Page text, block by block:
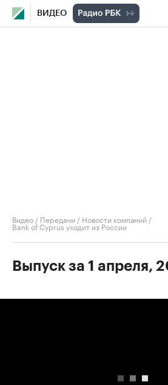
ВИДЕО
Видео / Передачи / Новости компаний /
Bank of Cyprus уходит из России
Выпуск за 1 апреля,